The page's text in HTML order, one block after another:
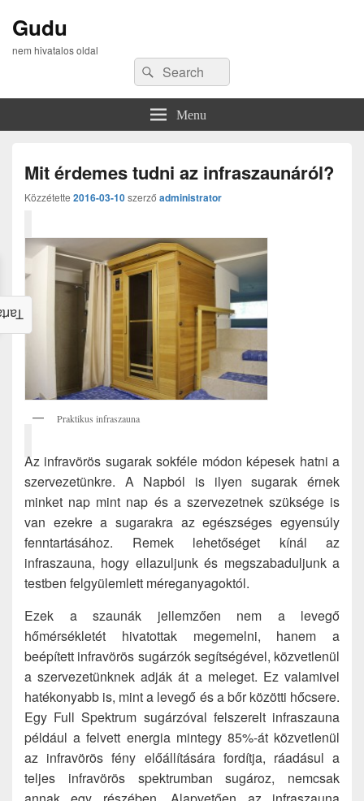
Gudu
nem hivatalos oldal
Search
for:
Search
Menu
Mit érdemes tudni az infraszaunáról?
Közzétette 2016-03-10szerző administrator
Praktikus infraszauna
Az infravörös sugarak sokféle módon képesek hatni a
szervezetünkre. A Napból is ilyen sugarak érnek
minket nap mint nap és a szervezetnek szüksége is
van ezekre a sugarakra az egészséges egyensúly
fenntartásához. Remek lehetőséget kínál az
infraszauna, hogy ellazuljunk és megszabaduljunk a
testben felgyülemlett méreganyagoktól.
Ezek a szaunák jellemzően nem a levegő
hőmérsékletét hivatottak megemelni, hanem a
beépített infravörös sugárzók segítségével, közvetlenül
a szervezetünknek adják át a meleget. Ez valamivel
hatékonyabb is, mint a levegő és a bőr közötti hőcsere.
Egy Full Spektrum sugárzóval felszerelt infraszauna
például a felvett energia mintegy 85%-át közvetlenül
az infravörös fény előállítására fordítja, ráadásul a
teljes infravörös spektrumban sugároz, nemcsak